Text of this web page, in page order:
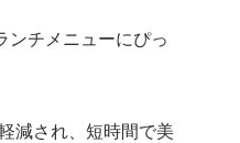
ンチメニューにぴっ
減され、短時間で美